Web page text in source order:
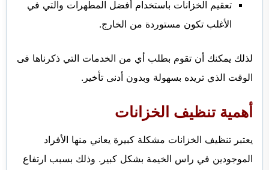
تعقيم الخزانات باستخدام أفضل المطهرات والتي في
الأغلب تكون مستوردة من الخارج.
لذلك يمكنك أن تقوم بطلب أي من الخدمات التي ذكرناها فى
الوقت الذي تريده بسهولة وبدون أدنى تأخير.
أهمية تنظيف الخزانات
يعتبر تنظيف الخزانات مشكلة كبيرة يعاني منها الأفراد
الموجودين في راس الخيمة بشكل كبير. وذلك بسبب ارتفاع